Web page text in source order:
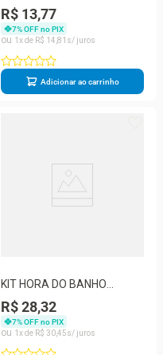
CERAMIDAS 80ML - MURIEL
R$ 13,77
7% OFF no PIX
1
R$ 14 81
Adicionar ao carrinho
KIT HORA DO BANHO
MURIEL BABY MENINA
SH+COND+SABONETE
R$ 28,32
7% OFF no PIX
1
R$ 3045